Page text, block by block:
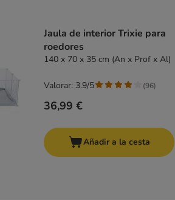
Jaula de interior Trixie para
roedores
140 x 70 x 35 cm (An x Prof x Al)
36,99 €
Valorar: 3.9/5 (96)
Añadir a la cesta